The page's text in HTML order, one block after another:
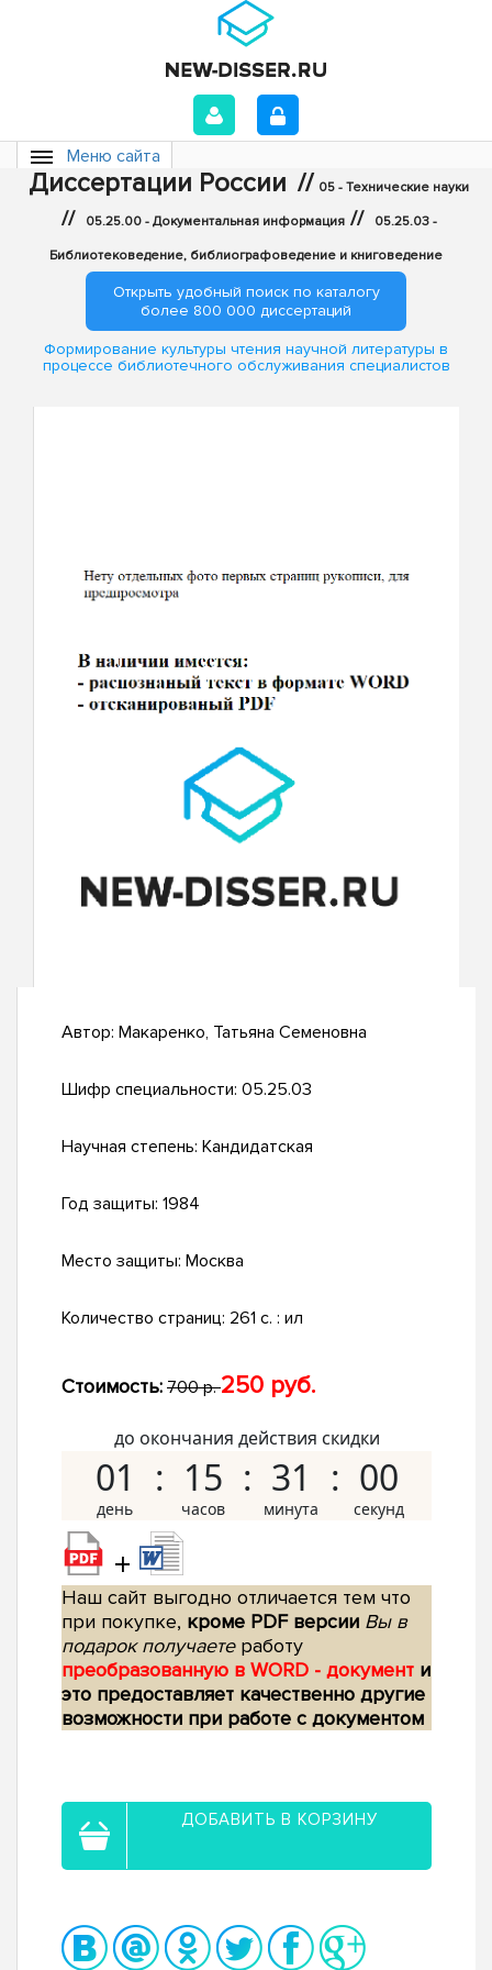
Меню сайта
Диссертации России // 05 - Технические науки
// 05.25.00 - Документальная информация // 05.25.03 -
Библиотековедение, библиографоведение и книговедение
Открыть удобный поиск по каталогу
более 800 000 диссертаций
Формирование культуры чтения научной литературы в
процессе библиотечного обслуживания специалистов
Автор: Макаренко, Татьяна Семеновна
Шифр специальности: 05.25.03
Научная степень: Кандидатская
Год защиты: 1984
Место защиты: Москва
Количество страниц: 261 c. : ил
Стоимость: 700 р.250 руб.
до окончания действия скидки
01 15 30 59
+
Наш сайт выгодно отличается тем что
при покупке, кроме PDF версии Вы в
подарок получаетеработу
преобразованную в WORD - документ и
это предоставляет качественно другие
возможности при работе с документом
ДОБАВИТЬ В КОРЗИНУ